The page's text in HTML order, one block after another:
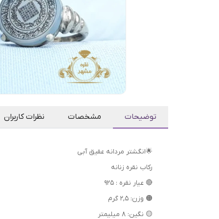
توضیحات مشخصات نظرات کاربران
🌟انگشتر مردانه عقیق آبی
رکاب نقره زنانه
🔴 عیار نقره : 925
🟠 وزن: 2,5 گرم
🟡 نگین: 8 میلیمتر